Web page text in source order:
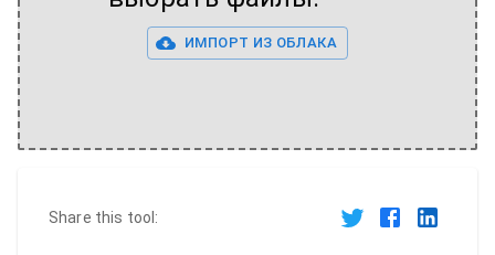
ИМПОРТ ИЗ ОБЛАКА
Share this tool: